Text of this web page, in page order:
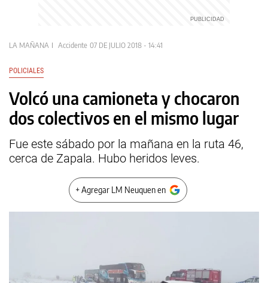
LA MAÑANA Accidente 07 DE JULIO 2018 - 14:41
POLICIALES
Volcó una camioneta y chocaron
dos colectivos en el mismo lugar
Fue este sábado por la mañana en la ruta 46,
cerca de Zapala. Hubo heridos leves.
+ Agregar LM Neuquen en